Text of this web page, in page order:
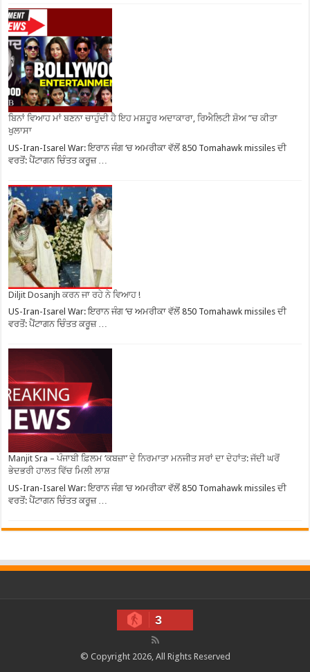
ਬਿਨਾਂ ਵਿਆਹ ਮਾਂ ਬਣਨਾ ਚਾਹੁੰਦੀ ਹੈ ਇਹ ਮਸ਼ਹੂਰ ਅਦਾਕਾਰਾ, ਰਿਐਲਿਟੀ ਸ਼ੋਅ ”ਚ ਕੀਤਾ
ਖੁਲਾਸਾ
US-Iran-Isarel War: ਇਰਾਨ ਜੰਗ ‘ਚ ਅਮਰੀਕਾ ਵੱਲੋਂ 850 Tomahawk missiles ਦੀ
ਵਰਤੋਂ: ਪੈਂਟਾਗਨ ਚਿੰਤਤ ਕਰੂਜ਼ …
Diljit Dosanjh ਕਰਨ ਜਾ ਰਹੇ ਨੇ ਵਿਆਹ !
US-Iran-Isarel War: ਇਰਾਨ ਜੰਗ ‘ਚ ਅਮਰੀਕਾ ਵੱਲੋਂ 850 Tomahawk missiles ਦੀ
ਵਰਤੋਂ: ਪੈਂਟਾਗਨ ਚਿੰਤਤ ਕਰੂਜ਼ …
Manjit Sra – ਪੰਜਾਬੀ ਫ਼ਿਲਮ ‘ਕਬਜ਼ਾ’ ਦੇ ਨਿਰਮਾਤਾ ਮਨਜੀਤ ਸਰਾਂ ਦਾ ਦੇਹਾਂਤ: ਜੱਦੀ ਘਰੋਂ
ਭੇਦਭਰੀ ਹਾਲਤ ਵਿੱਚ ਮਿਲੀ ਲਾਸ਼
US-Iran-Isarel War: ਇਰਾਨ ਜੰਗ ‘ਚ ਅਮਰੀਕਾ ਵੱਲੋਂ 850 Tomahawk missiles ਦੀ
ਵਰਤੋਂ: ਪੈਂਟਾਗਨ ਚਿੰਤਤ ਕਰੂਜ਼ …
3
© Copyright 2026, All Rights Reserved